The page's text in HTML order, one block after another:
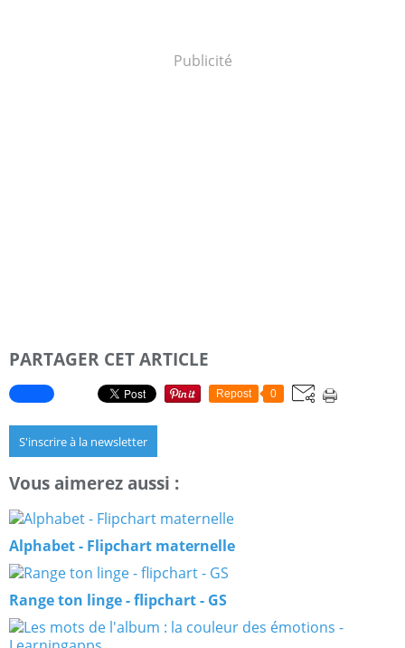
Publicité
PARTAGER CET ARTICLE
Repost 0
S'inscrire à la newsletter
Vous aimerez aussi :
Alphabet - Flipchart maternelle
Range ton linge - flipchart - GS